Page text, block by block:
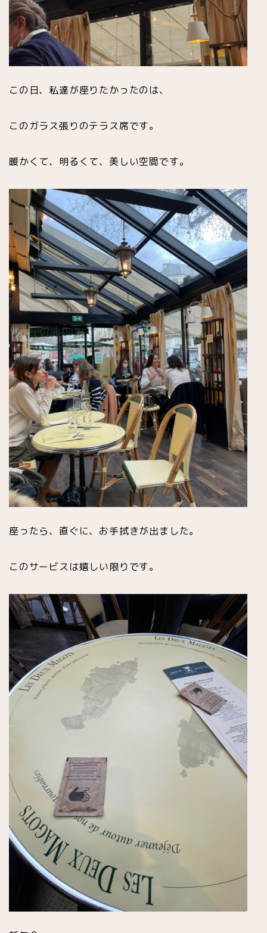
この日、私達が座りたかったのは、
このガラス張りのテラス席です。
暖かくて、明るくて、美しい空間です。
座ったら、直ぐに、お手拭きが出ました。
このサービスは嬉しい限りです。